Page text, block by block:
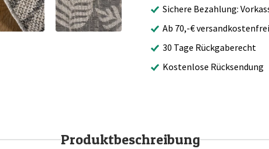
Sichere Bezahlung:
Ab 70,-€ versandkostenfrei
30 Tage Rückgaberecht
Kostenlose Rücksendung
Produktbeschreibung